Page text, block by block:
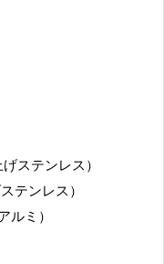
ステンレス）
テンレス）
ルミ）